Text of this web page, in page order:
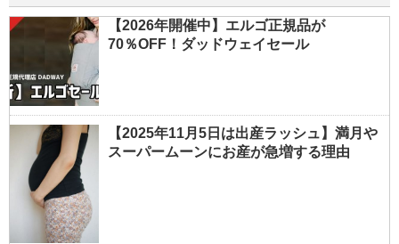
【2026年開催中】エルゴ正規品が
70％OFF！ダッドウェイセール
【2025年11月5日は出産ラッシュ】満月や
スーパームーンにお産が急増する理由